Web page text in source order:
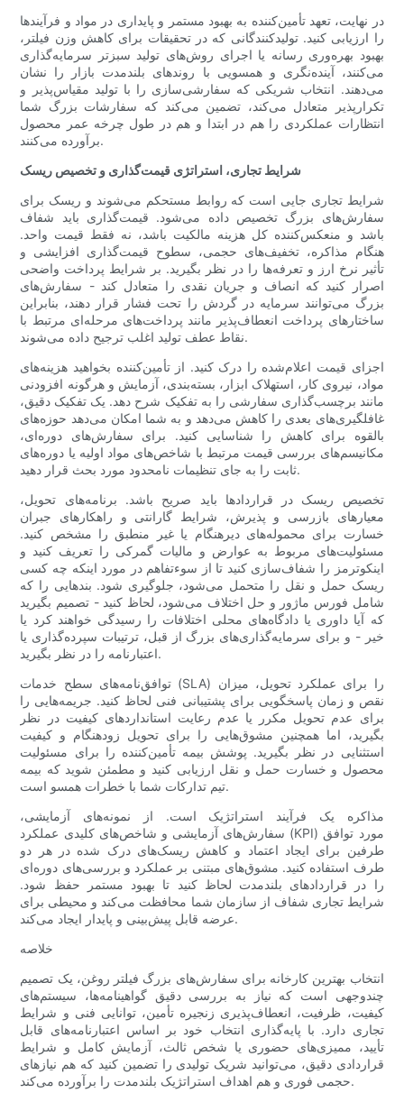
در نهایت، تعهد تأمین‌کننده به بهبود مستمر و پایداری در مواد و فرآیندها
را ارزیابی کنید. تولیدکنندگانی که در تحقیقات برای کاهش وزن فیلتر،
بهبود بهره‌وری رسانه یا اجرای روش‌های تولید سبزتر سرمایه‌گذاری
می‌کنند، آینده‌نگری و همسویی با روندهای بلندمدت بازار را نشان
می‌دهند. انتخاب شریکی که سفارشی‌سازی را با تولید مقیاس‌پذیر و
تکرارپذیر متعادل می‌کند، تضمین می‌کند که سفارشات بزرگ شما
انتظارات عملکردی را هم در ابتدا و هم در طول چرخه عمر محصول
برآورده می‌کنند.
شرایط تجاری، استراتژی قیمت‌گذاری و تخصیص ریسک
شرایط تجاری جایی است که روابط مستحکم می‌شوند و ریسک برای
سفارش‌های بزرگ تخصیص داده می‌شود. قیمت‌گذاری باید شفاف
باشد و منعکس‌کننده کل هزینه مالکیت باشد، نه فقط قیمت واحد.
هنگام مذاکره، تخفیف‌های حجمی، سطوح قیمت‌گذاری افزایشی و
تأثیر نرخ ارز و تعرفه‌ها را در نظر بگیرید. بر شرایط پرداخت واضحی
اصرار کنید که انصاف و جریان نقدی را متعادل کند - سفارش‌های
بزرگ می‌توانند سرمایه در گردش را تحت فشار قرار دهند، بنابراین
ساختارهای پرداخت انعطاف‌پذیر مانند پرداخت‌های مرحله‌ای مرتبط با
نقاط عطف تولید اغلب ترجیح داده می‌شوند.
اجزای قیمت اعلام‌شده را درک کنید. از تأمین‌کننده بخواهید هزینه‌های
مواد، نیروی کار، استهلاک ابزار، بسته‌بندی، آزمایش و هرگونه افزودنی
مانند برچسب‌گذاری سفارشی را به تفکیک شرح دهد. یک تفکیک دقیق،
غافلگیری‌های بعدی را کاهش می‌دهد و به شما امکان می‌دهد حوزه‌های
بالقوه برای کاهش را شناسایی کنید. برای سفارش‌های دوره‌ای،
مکانیسم‌های بررسی قیمت مرتبط با شاخص‌های مواد اولیه یا دوره‌های
ثابت را به جای تنظیمات نامحدود مورد بحث قرار دهید.
تخصیص ریسک در قراردادها باید صریح باشد. برنامه‌های تحویل،
معیارهای بازرسی و پذیرش، شرایط گارانتی و راهکارهای جبران
خسارت برای محموله‌های دیرهنگام یا غیر منطبق را مشخص کنید.
مسئولیت‌های مربوط به عوارض و مالیات گمرکی را تعریف کنید و
اینکوترمز را شفاف‌سازی کنید تا از سوءتفاهم در مورد اینکه چه کسی
ریسک حمل و نقل را متحمل می‌شود، جلوگیری شود. بندهایی را که
شامل فورس ماژور و حل اختلاف می‌شود، لحاظ کنید - تصمیم بگیرید
که آیا داوری یا دادگاه‌های محلی اختلافات را رسیدگی خواهند کرد یا
خیر - و برای سرمایه‌گذاری‌های بزرگ از قبل، ترتیبات سپرده‌گذاری یا
اعتبارنامه را در نظر بگیرید.
توافق‌نامه‌های سطح خدمات (SLA) را برای عملکرد تحویل، میزان
نقص و زمان پاسخگویی برای پشتیبانی فنی لحاظ کنید. جریمه‌هایی را
برای عدم تحویل مکرر یا عدم رعایت استانداردهای کیفیت در نظر
بگیرید، اما همچنین مشوق‌هایی را برای تحویل زودهنگام و کیفیت
استثنایی در نظر بگیرید. پوشش بیمه تأمین‌کننده را برای مسئولیت
محصول و خسارت حمل و نقل ارزیابی کنید و مطمئن شوید که بیمه
تیم تدارکات شما با خطرات همسو است.
مذاکره یک فرآیند استراتژیک است. از نمونه‌های آزمایشی،
سفارش‌های آزمایشی و شاخص‌های کلیدی عملکرد (KPI) مورد توافق
طرفین برای ایجاد اعتماد و کاهش ریسک‌های درک شده در هر دو
طرف استفاده کنید. مشوق‌های مبتنی بر عملکرد و بررسی‌های دوره‌ای
را در قراردادهای بلندمدت لحاظ کنید تا بهبود مستمر حفظ شود.
شرایط تجاری شفاف از سازمان شما محافظت می‌کند و محیطی برای
عرضه قابل پیش‌بینی و پایدار ایجاد می‌کند.
خلاصه
انتخاب بهترین کارخانه برای سفارش‌های بزرگ فیلتر روغن، یک تصمیم
چندوجهی است که نیاز به بررسی دقیق گواهینامه‌ها، سیستم‌های
کیفیت، ظرفیت، انعطاف‌پذیری زنجیره تأمین، توانایی فنی و شرایط
تجاری دارد. با پایه‌گذاری انتخاب خود بر اساس اعتبارنامه‌های قابل
تأیید، ممیزی‌های حضوری یا شخص ثالث، آزمایش کامل و شرایط
قراردادی دقیق، می‌توانید شریک تولیدی را تضمین کنید که هم نیازهای
حجمی فوری و هم اهداف استراتژیک بلندمدت را برآورده می‌کند.